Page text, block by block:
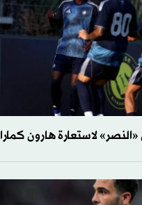
لاستعارة هارون كمارا